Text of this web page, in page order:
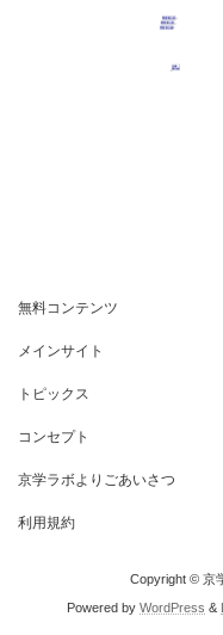
無料コンテンツ
メインサイト
トピックス
コンセプト
京学ラボよりごあいさつ
利用規約
Copyright © 京
Powered by WordPress &